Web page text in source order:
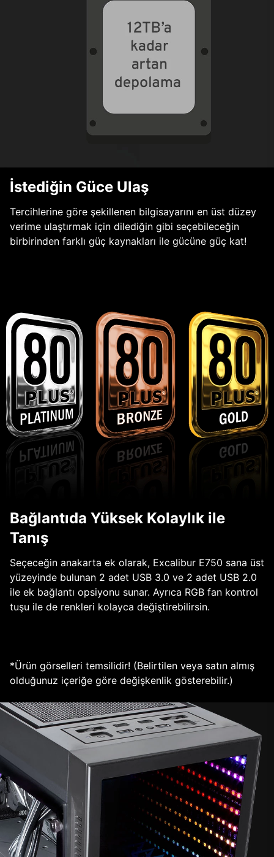
İstediğin Güce Ulaş
Tercihlerine göre şekillenen bilgisayarını en üst düzey
verime ulaştırmak için dilediğin gibi seçebileceğin
birbirinden farklı güç kaynakları ile gücüne güç kat!
Bağlantıda Yüksek Kolaylık ile
Tanış
Seçeceğin anakarta ek olarak, Excalibur E750 sana üst
yüzeyinde bulunan 2 adet USB 3.0 ve 2 adet USB 2.0
ile ek bağlantı opsiyonu sunar. Ayrıca RGB fan kontrol
tuşu ile de renkleri kolayca değiştirebilirsin.
*Ürün görselleri temsilidir! (Belirtilen veya satın almış
olduğunuz içeriğe göre değişkenlik gösterebilir.)